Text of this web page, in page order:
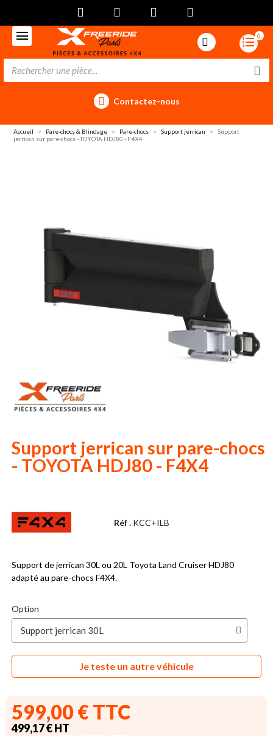
0
Contactez-nous
Accueil Pare-chocs & Blindage Pare-chocs Support jerrican
Support
jerrican sur pare-chocs - TOYOTA HDJ80 - F4X4
Support jerrican sur pare-chocs
- TOYOTA HDJ80 - F4X4
Réf . KCC+ILB
Support de jerrican 30L ou 20L Toyota Land Cruiser HDJ80
adapté au pare-chocs F4X4.
Option
Je teste un autre véhicule
599,00 € TTC
499,17 € HT